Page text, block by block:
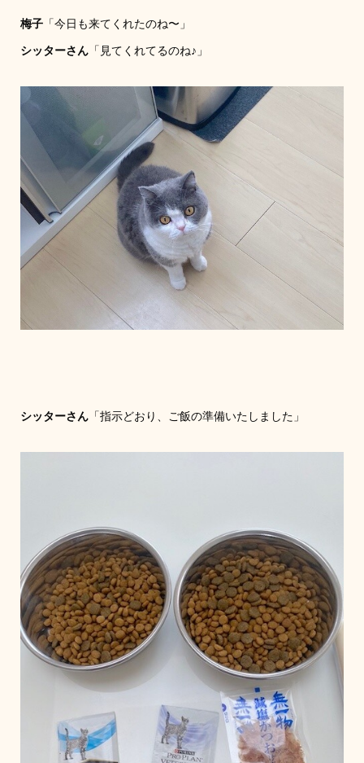
梅子「今日も来てくれたのね〜」
シッターさん「見てくれてるのね♪」
シッターさん「指示どおり、ご飯の準備いたしました」